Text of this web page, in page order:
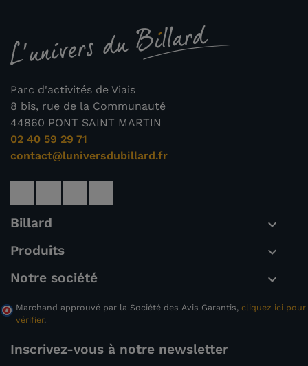
Parc d'activités de Viais
8 bis, rue de la Communauté
44860 PONT SAINT MARTIN
02 40 59 29 71
contact@luniversdubillard.fr
Billard 
Produits 
Notre société 
Marchand approuvé par la Société des Avis Garantis, cliquez ici pour
vérifier.
Inscrivez-vous à notre newsletter